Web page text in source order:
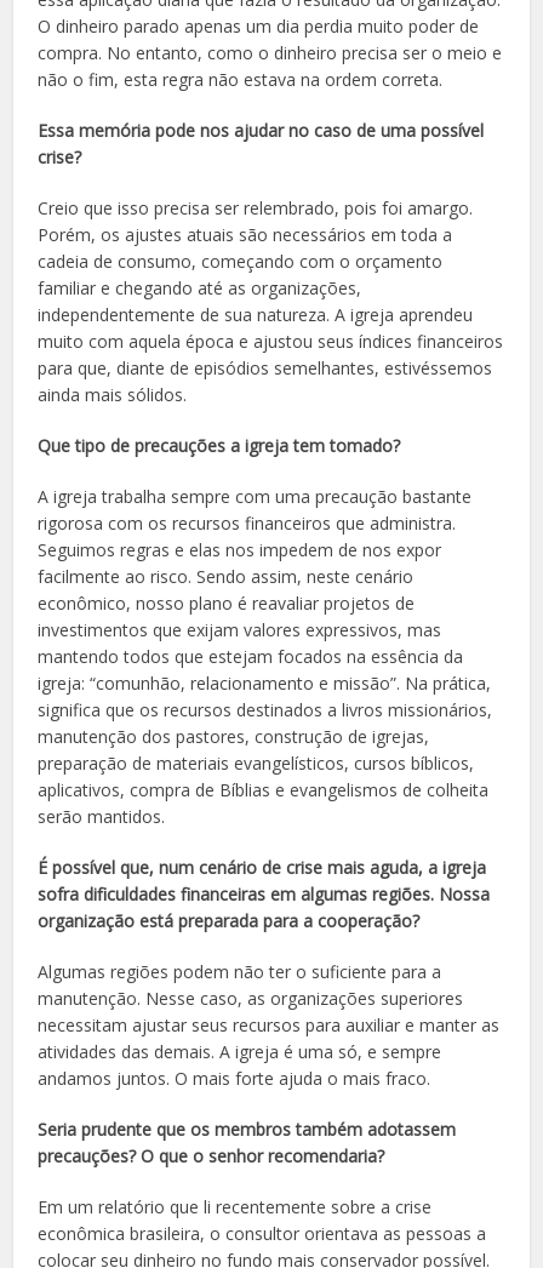
O dinheiro parado apenas um dia perdia muito poder de
compra. No entanto, como o dinheiro precisa ser o meio e
não o fim, esta regra não estava na ordem correta.
Essa memória pode nos ajudar no caso de uma possível
crise?
Creio que isso precisa ser relembrado, pois foi amargo.
Porém, os ajustes atuais são necessários em toda a
cadeia de consumo, começando com o orçamento
familiar e chegando até as organizações,
independentemente de sua natureza. A igreja aprendeu
muito com aquela época e ajustou seus índices financeiros
para que, diante de episódios semelhantes, estivéssemos
ainda mais sólidos.
Que tipo de precauções a igreja tem tomado?
A igreja trabalha sempre com uma precaução bastante
rigorosa com os recursos financeiros que administra.
Seguimos regras e elas nos impedem de nos expor
facilmente ao risco. Sendo assim, neste cenário
econômico, nosso plano é reavaliar projetos de
investimentos que exijam valores expressivos, mas
mantendo todos que estejam focados na essência da
igreja: “comunhão, relacionamento e missão”. Na prática,
significa que os recursos destinados a livros missionários,
manutenção dos pastores, construção de igrejas,
preparação de materiais evangelísticos, cursos bíblicos,
aplicativos, compra de Bíblias e evangelismos de colheita
serão mantidos.
É possível que, num cenário de crise mais aguda, a igreja
sofra dificuldades financeiras em algumas regiões. Nossa
organização está preparada para a cooperação?
Algumas regiões podem não ter o suficiente para a
manutenção. Nesse caso, as organizações superiores
necessitam ajustar seus recursos para auxiliar e manter as
atividades das demais. A igreja é uma só, e sempre
andamos juntos. O mais forte ajuda o mais fraco.
Seria prudente que os membros também adotassem
precauções? O que o senhor recomendaria?
Em um relatório que li recentemente sobre a crise
econômica brasileira, o consultor orientava as pessoas a
colocar seu dinheiro no fundo mais conservador possível.